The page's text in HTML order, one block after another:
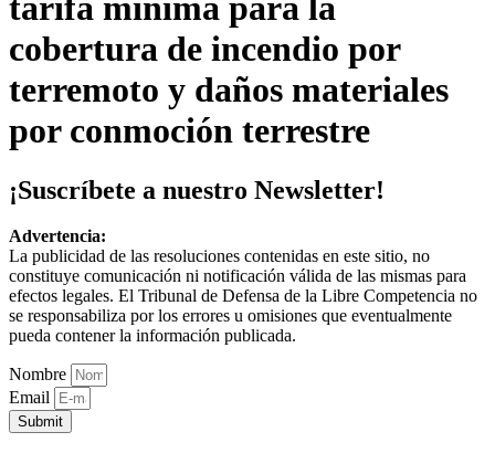
cobertura de incendio por
terremoto y daños materiales
por conmoción terrestre
¡Suscríbete a nuestro Newsletter!
Advertencia:
La publicidad de las resoluciones contenidas en este sitio, no
constituye comunicación ni notificación válida de las mismas para
efectos legales. El Tribunal de Defensa de la Libre Competencia no
se responsabiliza por los errores u omisiones que eventualmente
pueda contener la información publicada.
Nombre
Email
Submit